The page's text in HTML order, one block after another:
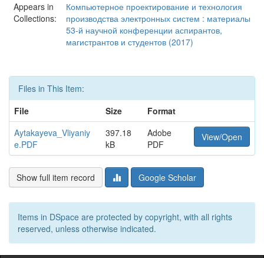
Appears in
Collections:
Компьютерное проектирование и технология
производства электронных систем : материалы
53-й научной конференции аспирантов,
магистрантов и студентов (2017)
Files in This Item:
File
Size
Format
Aytakayeva_Vliyaniy
e.PDF
397.18
kB
Adobe
PDF
View/Open
Show full item record Google Scholar
Items in DSpace are protected by copyright, with all rights
reserved, unless otherwise indicated.